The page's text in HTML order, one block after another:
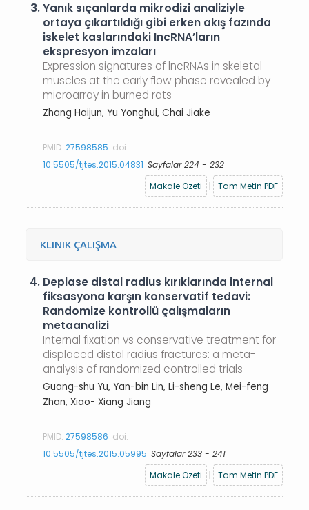
3.Yanık sıçanlarda mikrodizi analiziyle
ortaya çıkartıldığı gibi erken akış fazında
iskelet kaslarındaki IncRNA’ların
ekspresyon imzaları
Expression signatures of lncRNAs in skeletal
muscles at the early flow phase revealed by
microarray in burned rats
Zhang Haijun, Yu Yonghui,Chai Jiake
PMID:27598585 doi:
10.5505/tjtes.2015.04831 Sayfalar 224 - 232
Makale Özeti
| Tam Metin PDF
KLINIK ÇALIŞMA
4. Deplase distal radius kırıklarında internal
fiksasyona karşın konservatif tedavi:
Randomize kontrollü çalışmaların
metaanalizi
Internal fixation vs conservative treatment for
displaced distal radius fractures: a meta-
analysis of randomized controlled trials
Guang-shu Yu, Yan-bin Lin, Li-sheng Le, Mei-feng
Zhan, Xiao- Xiang Jiang
PMID:27598586 doi:
10.5505/tjtes.2015.05995 Sayfalar 233 - 241
Makale Özeti
| Tam Metin PDF